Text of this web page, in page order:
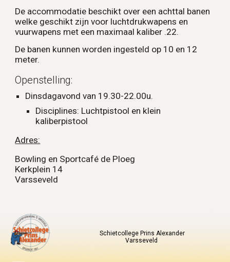
De accommodatie beschikt over een achttal banen
welke geschikt zijn voor luchtdrukwapens en
vuurwapens met een maximaal kaliber .22.
De banen kunnen worden ingesteld op 10 en 12
meter.
Openstelling:
Dinsdagavond van 19.30-22.00u.
Disciplines: Luchtpistool en klein
kaliberpistool
Adres:
Bowling en Sportcafé de Ploeg
Kerkplein 14
Varsseveld
Schietcollege Prins Alexander
Varsseveld